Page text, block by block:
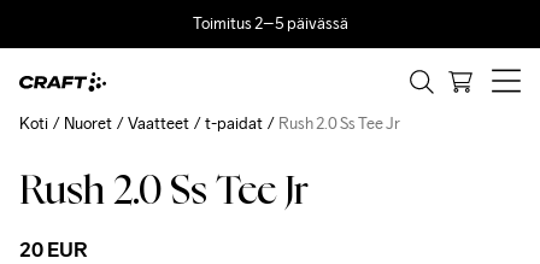
Toimitus 2–5 päivässä
Rush 2.0 Ss Tee Jr
20 EUR
Koti Nuoret Vaatteet t-paidat Rush 2.0 Ss Tee Jr